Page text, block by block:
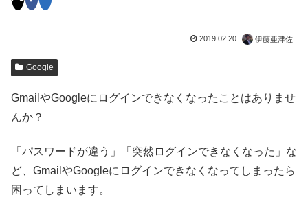
2019.02.20 伊藤亜津佐
Google
GmailやGoogleにログインできなくなったことはありませ
んか？
「パスワードが違う」「突然ログインできなくなった」な
ど、GmailやGoogleにログインできなくなってしまったら
困ってしまいます。